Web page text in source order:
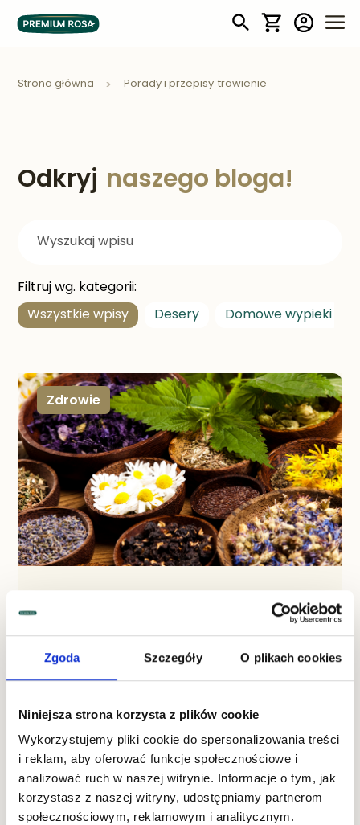
Zgoda Szczegóły O plikach cookies
Niniejsza strona korzysta z plików cookie
Wykorzystujemy pliki cookie do spersonalizowania treści
i reklam, aby oferować funkcje społecznościowe i
analizować ruch w naszej witrynie. Informacje o tym, jak
korzystasz z naszej witryny, udostępniamy partnerom
społecznościowym, reklamowym i analitycznym.
Mój koszyk
Strona główna Porady i przepisy trawienie
Odkryj naszego bloga!
Filtruj wg. kategorii:
Wszystkie wpisy Desery Domowe wypieki
Zdrowie
Jakie syropy warto mieć w swojej
oczyszczanie organizmu, zwiększać odporność czy
napojów. Nie wszystkie dostępne na rynku syropy są
składników odżywczych. Warto więc dowiedzieć się,
na co zwrócić uwagę podczas kompletowania
domowej apteczki ziołowej.